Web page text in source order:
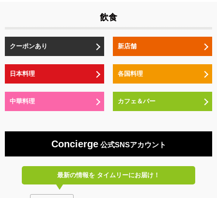
飲食
クーポンあり 新店舗
日本料理 各国料理
中華料理 カフェ＆バー
Concierge公式SNSアカウント
最新の情報をタイムリーにお届け！